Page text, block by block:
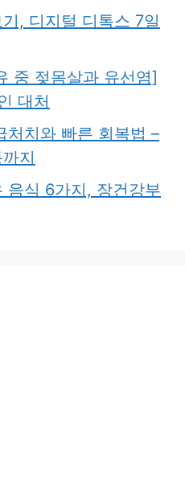
, 디지털 디톡스 7일
중 젖몸살과 유선염]
대처
처치와 빠른 회복법 –
지
음식 6가지, 장건강부